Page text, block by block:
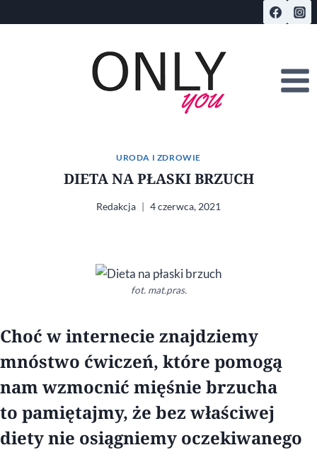
do
URODA I ZDROWIE
DIETA NA PŁASKI BRZUCH
Redakcja 4 czerwca, 2021
fot. mat.pras.
Choć w internecie znajdziemy
mnóstwo ćwiczeń, które pomogą
nam wzmocnić mięśnie brzucha
to pamiętajmy, że bez właściwej
diety nie osiągniemy oczekiwanego